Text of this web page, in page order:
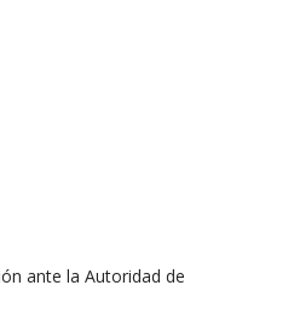
ante la Autoridad de